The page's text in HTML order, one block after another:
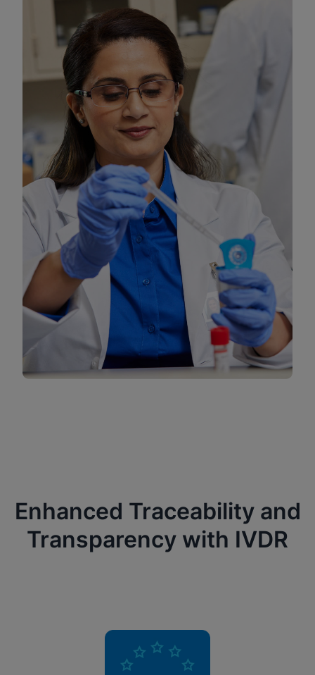
Enhanced Traceability and
Transparency with IVDR